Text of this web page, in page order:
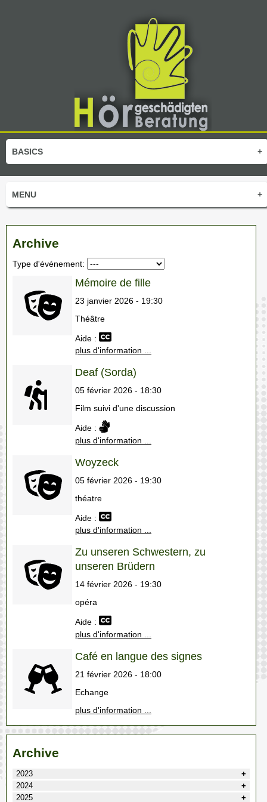
+
BASICS
+
MENU
Archive
Type d'événement:
Mémoire de fille
23 janvier 2026 - 19:30
Théâtre
Aide :
plus d'information ...
Deaf (Sorda)
05 février 2026 - 18:30
Film suivi d'une discussion
Aide :
plus d'information ...
Woyzeck
05 février 2026 - 19:30
théatre
Aide :
plus d'information ...
Zu unseren Schwestern, zu
unseren Brüdern
14 février 2026 - 19:30
opéra
Aide :
plus d'information ...
Café en langue des signes
21 février 2026 - 18:00
Echange
plus d'information ...
Archive
2023
2024
2025